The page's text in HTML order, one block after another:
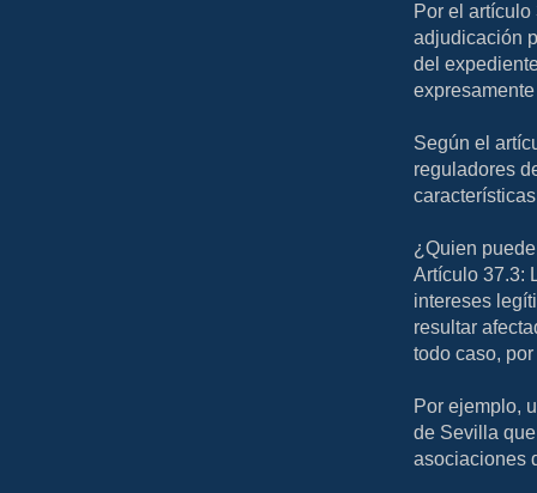
Por el
adjudicación
del
Según el
reguladores
¿Quien
Artículo 37.3:
intereses
resultar
todo caso,
Por ejemplo,
de Sevilla
asociaciones